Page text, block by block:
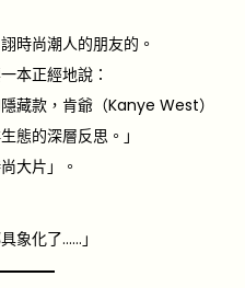
時尚潮人的朋友的。
本正經地說：
藏款，肯爺（Kanye West）
態的深層反思。」
大片」。
象化了……」